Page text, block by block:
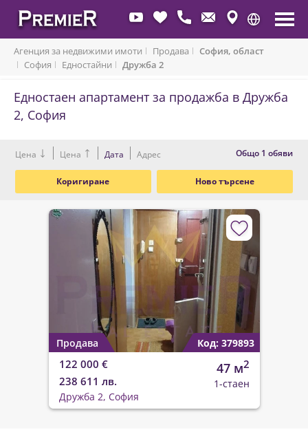
Агенция за недвижими имоти Продава
София, област
София
Едностайни Дружба 2
Едностаен апартамент за продажба в Дружба
2, София
Цена Цена Дата Адрес Oбщо 1 обяви
Коригиране Ново търсене
Продава Код: 379893
122 000 €
238 611 лв.
47 м2
1-стаен
Дружба 2, София